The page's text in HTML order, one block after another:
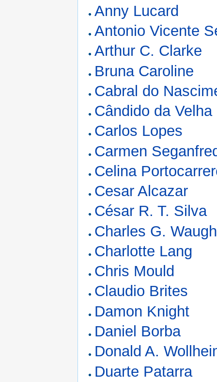
Anny Lucard
Antonio Vicente
Arthur C. Clarke
Bruna Caroline
Cabral do
Cândido da Velha
Carlos Lopes
Carmen
Celina
Cesar Alcazar
César R. T. Silva
Charles G. Waugh
Charlotte Lang
Chris Mould
Claudio Brites
Damon Knight
Daniel Borba
Donald A.
Duarte Patarra